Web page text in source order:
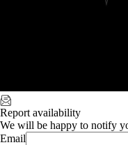
Report availability
We will be happy to notify
Email